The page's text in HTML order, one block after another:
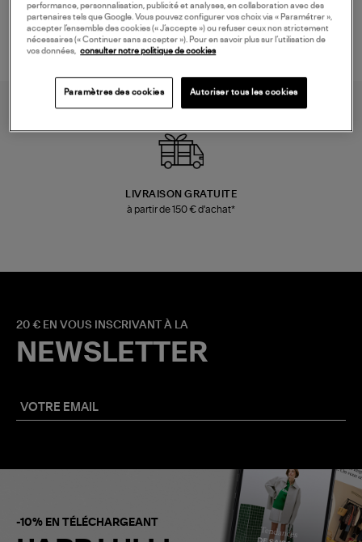
LIVRAISON GRATUITE
à partir de 150 € d'achat*
20 € EN VOUS INSCRIVANT À LA
NEWSLETTER
-10% EN TÉLÉCHARGEANT
performance, personnalisation, publicité et analyses, en collaboration avec des
partenaires tels que Google. Vous pouvez configurer vos choix via « Paramétrer »,
accepter l’ensemble des cookies (« J’accepte ») ou refuser ceux non strictement
nécessaires (« Continuer sans accepter »). Pour en savoir plus sur l’utilisation de
vos données, consulter notre politique de cookies
Paramètres des cookies Autoriser tous les cookies